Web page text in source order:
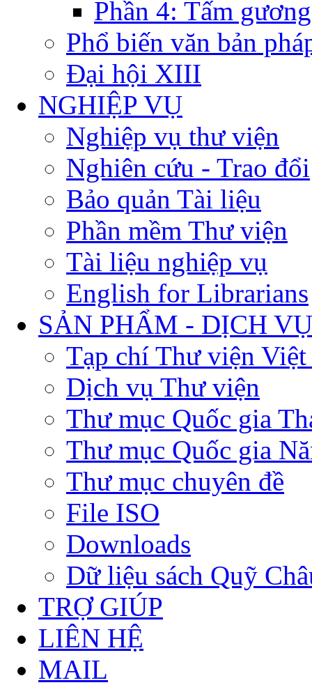
Phần 4: Tấm
Phổ biến văn bản
Đại hội XIII
NGHIỆP VỤ
Nghiệp vụ thư viện
Nghiên cứu - Trao đổi
Bảo quản Tài liệu
Phần mềm Thư viện
Tài liệu nghiệp vụ
English for Librarians
SẢN PHẨM - DỊCH VỤ
Tạp chí Thư viện Việt
Dịch vụ Thư viện
Thư mục Quốc gia
Thư mục Quốc gia
Thư mục chuyên đề
File ISO
Downloads
Dữ liệu sách Quỹ
TRỢ GIÚP
LIÊN HỆ
MAIL